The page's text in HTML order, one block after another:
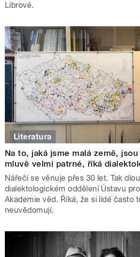
Librové.
Literatura
Na to, jaká jsme malá země,
mluvě velmi patrné, říká
Nářečí se věnuje přes 30 let. Tak
dialektologickém oddělení Ústavu
Akademie věd. Říká, že si lidé často
neuvědomují.